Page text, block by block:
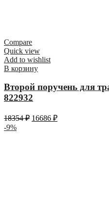
Compare
Quick view
Add to wishlist
В корзину
Второй поручень для
822932
18354₽ 16686 ₽
-9%